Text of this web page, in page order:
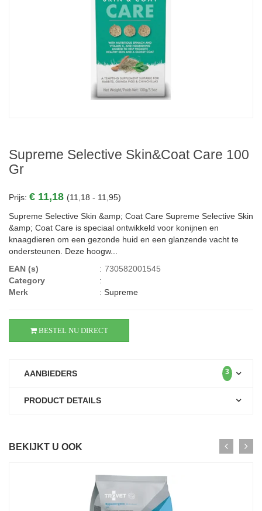
Supreme Selective Skin&Coat Care 100
Gr
Prijs: € 11,18 (11,18 - 11,95)
Supreme Selective Skin &amp; Coat Care Supreme Selective Skin
&amp; Coat Care is speciaal ontwikkeld voor konijnen en
knaagdieren om een gezonde huid en een glanzende vacht te
ondersteunen. Deze hoogw...
EAN (s)
: 730582001545
Category
:
Merk
: Supreme
BESTEL NU DIRECT
AANBIEDERS 3
PRODUCT DETAILS
BEKIJKT U OOK